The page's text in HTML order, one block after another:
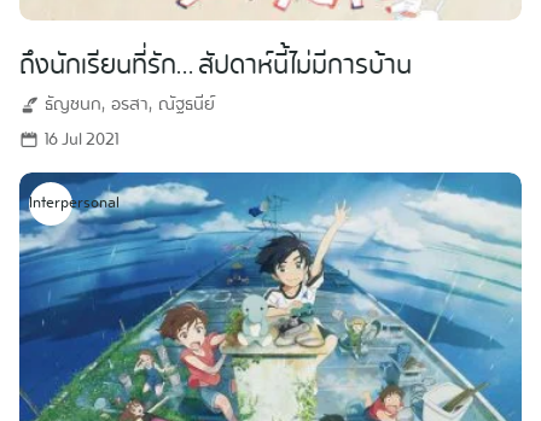
ถึงนักเรียนที่รัก… สัปดาห์นี้ไม่มีการบ้าน
ธัญชนก อรสา ณัฐธนีย์
16 Jul 2021
Interpersonal